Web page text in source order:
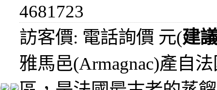
4681723
訪客價: 電話詢價 元(建
雅馬邑(Armagnac)產自